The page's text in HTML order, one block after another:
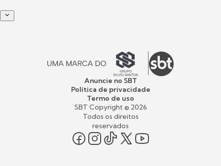
Anuncie no SBT
Política de privacidade
Termo de uso
SBT Copyright © 2026
Todos os direitos
reservados